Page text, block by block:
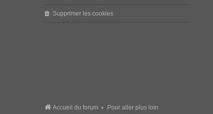
Supprimer les cookies
Accueil du forum Pour aller plus loin